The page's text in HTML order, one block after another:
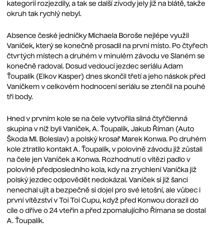
kategorií rozjezdily, a tak se další zívody jely již na blátě, takže
okruh tak rychlý nebyl.
Absence české jedničky Michaela Boroše nejlépe využil
Vaníček, který se konečně prosadil na první místo. Po čtyřech
čtvrtých místech a druhém v minulém závodu ve Slaném se
konečně radoval. Dosud vedoucí jezdec seriálu Adam
Ťoupalík (Elkov Kasper) dnes skončil třetí a jeho náskok před
Vaníčkem v celkovém hodnocení seriálu se ztenčil na pouhé
tři body.
Hned v prvním kole se na čele vytvořila silná čtyřčlenná
skupina v níž byli Vaníček, A. Ťoupalík, Jakub Říman (Auto
Škoda Ml. Boleslav) a polský krosař Marek Konwa. Po druhém
kole ztratilo kontakt A. Ťoupalík, v polovině závodu již zůstali
na čele jen Vaníček a Konwa. Rozhodnutí o vítězi padlo v
polovině předposledního kola, kdy na zrychlení Vaníčka již
polský jezdec odpovědět nedokázal. Vaníček si již šanci
nenechal ujít a bezpečně si dojel pro své letošní, ale vůbec i
první vítězství v Toi Toi Cupu, když před Konwou dorazil do
cíle o dříve o 24 vteřin a před zpomalujícího Římana se dostal
A. Ťoupalík.